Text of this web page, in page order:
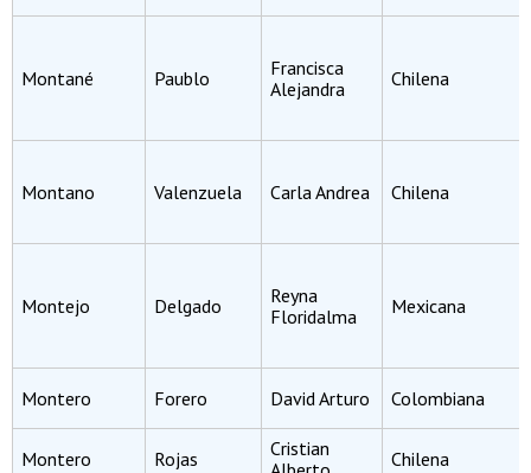
Montané Paublo
Francisca
Alejandra
Chilena
Montano Valenzuela Carla Andrea Chilena
Montejo Delgado
Reyna
Floridalma
Mexicana
Montero Forero David Arturo Colombiana
Montero Rojas
Cristian
Chilena